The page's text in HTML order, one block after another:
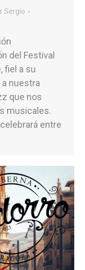
Sergio
del Festival
fiel a su
nuestra
que nos
musicales.
entre